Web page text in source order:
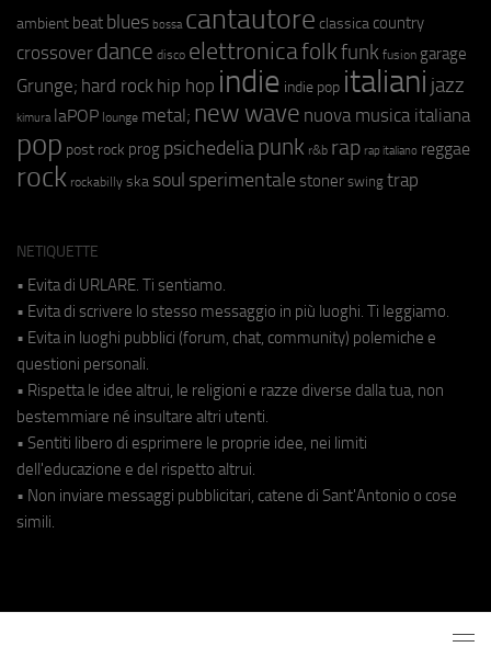
ambient beat blues bossa cantautore classica country
crossover dance disco elettronicafolkfunk fusion garage
Grunge; hard rock hip hop indie indie pop italiani jazz
kimura laPOP lounge metal; new wave nuova musica italiana
pop post rock prog psichedeliapunk r&b rap rap italiano reggae
rock rockabilly ska soul sperimentale stoner swing trap
NETIQUETTE
• Evita di URLARE. Ti sentiamo.
• Evita di scrivere lo stesso messaggio in più luoghi. Ti leggiamo.
• Evita in luoghi pubblici (forum, chat, community) polemiche e
questioni personali.
• Rispetta le idee altrui, le religioni e razze diverse dalla tua, non
bestemmiare né insultare altri utenti.
• Sentiti libero di esprimere le proprie idee, nei limiti
dell'educazione e del rispetto altrui.
• Non inviare messaggi pubblicitari, catene di Sant'Antonio o cose
simili.